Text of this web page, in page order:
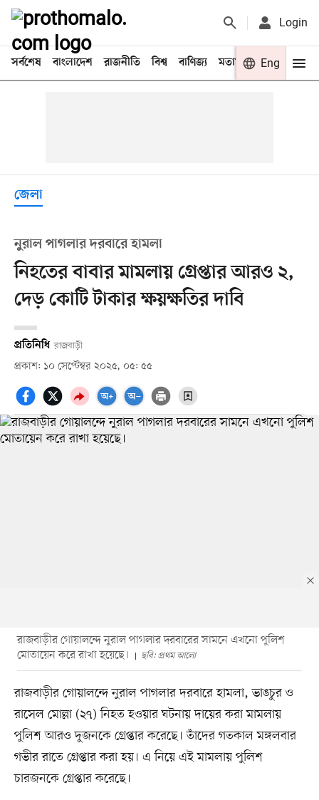
Login
সর্বশেষ বাংলাদেশ রাজনীতি বিশ্ব বাণিজ্য মতামত খেলা
Eng
জেলা
নুরাল পাগলার দরবারে হামলা
নিহতের বাবার মামলায় গ্রেপ্তার আরও ২,
দেড় কোটি টাকার ক্ষয়ক্ষতির দাবি
প্রতিনিধি রাজবাড়ী
প্রকাশ: ১০ সেপ্টেম্বর ২০২৫, ০৫: ৫৫
রাজবাড়ীর গোয়ালন্দে নুরাল পাগলার দরবারের সামনে এখনো পুলিশ
মোতায়েন করে রাখা হয়েছে।
ছবি: প্রথম আলো
রাজবাড়ীর গোয়ালন্দে নুরাল পাগলার দরবারে হামলা, ভাঙচুর ও
রাসেল মোল্লা (২৭) নিহত হওয়ার ঘটনায় দায়ের করা মামলায়
পুলিশ আরও দুজনকে গ্রেপ্তার করেছে। তাঁদের গতকাল মঙ্গলবার
গভীর রাতে গ্রেপ্তার করা হয়। এ নিয়ে এই মামলায় পুলিশ
চারজনকে গ্রেপ্তার করেছে।